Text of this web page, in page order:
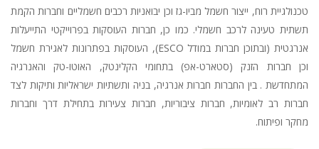
טכנולגיית רוח, ייצור חשמל מביו-גז וכן יבואניות רכבים חשמליים וחברות הקמת
תשתית טעינה לרכב חשמלי. כמו כן, חברות העוסקות בפרוייקטי התייעלות
אנרגטית (ובתוכן חברות במודל ESCO), העוסקות בפתרונות לאגירת חשמל
וכן חברות הזנק (סטארט-אפ) בתחומי הקלינטק, האוטו-טק והאנרגיה
המתחדשת . בין החברות חברות אנרגיה, בניה ותשתיות ישראליות ותיקות לצד
חברות רב לאומיות, חברות ציבוריות, חברות צעירות בתחילת דרך וחברות
מחקר ופיתוח.